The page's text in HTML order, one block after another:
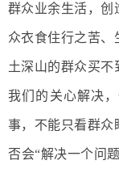
群众业余生活，创
众衣食住行之苦
土深山的群众买不
我们的关心解决
事，不能只看群众
否会“解决一个问